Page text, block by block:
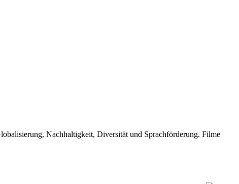
Nachhaltigkeit, Diversität und Sprachförderung. Filme